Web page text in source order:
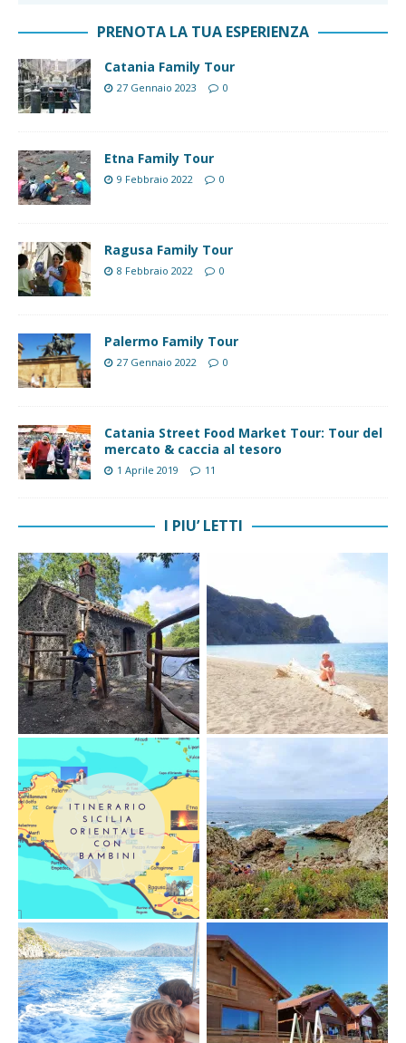
PRENOTA LA TUA ESPERIENZA
Catania Family Tour
27 Gennaio 2023 0
Etna Family Tour
9 Febbraio 2022 0
Ragusa Family Tour
8 Febbraio 2022 0
Palermo Family Tour
27 Gennaio 2022 0
Catania Street Food Market Tour: Tour del
mercato & caccia al tesoro
1 Aprile 2019 11
I PIU’ LETTI